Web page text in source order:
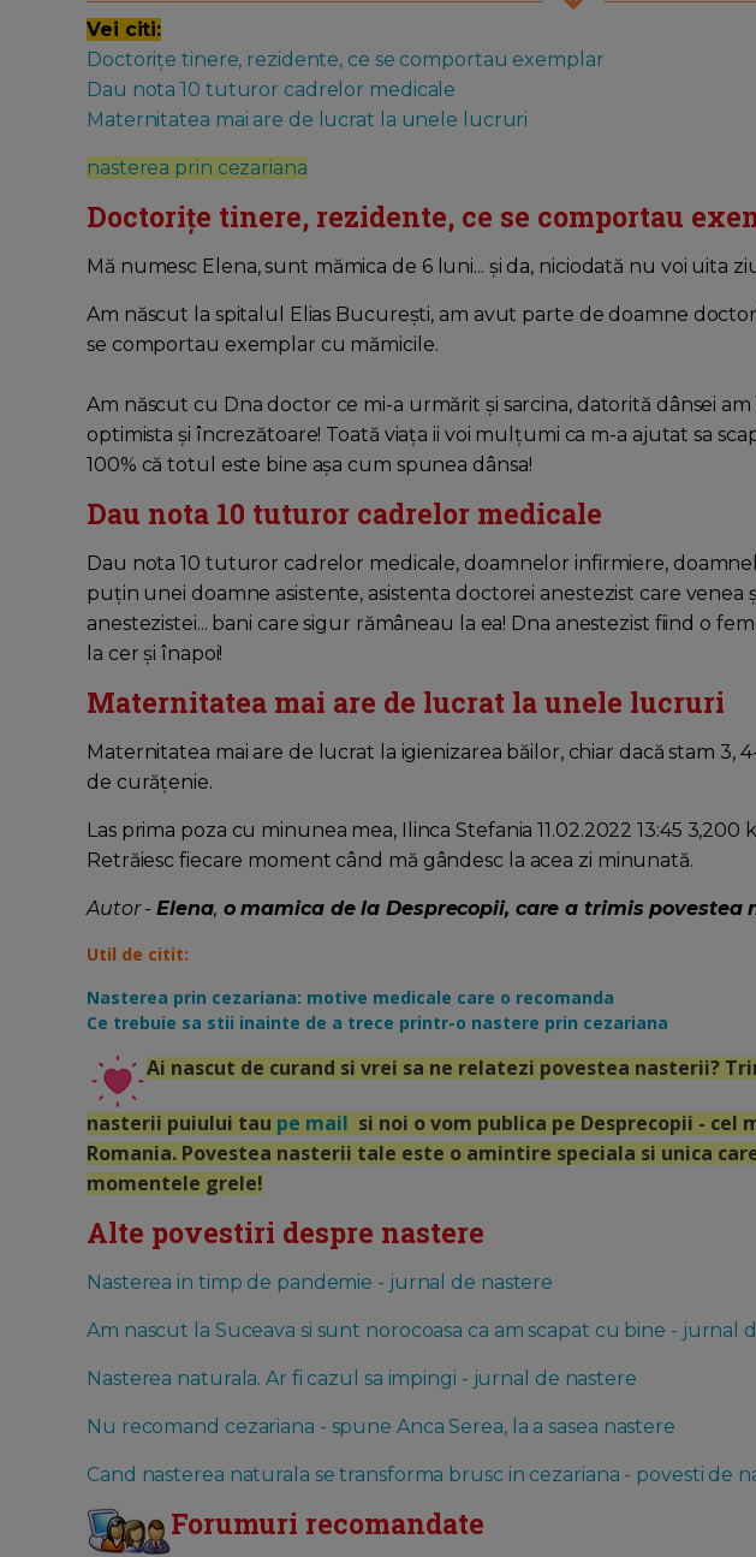
Vei citi:
Doctorițe tinere, rezidente, ce se comportau exemplar
Dau nota 10 tuturor cadrelor medicale
Maternitatea mai are de lucrat la unele lucruri
nasterea prin cezariana
Doctorițe tinere, rezidente, ce se comportau
Mă numesc Elena, sunt mămica de 6 luni... și da, niciodată nu voi uita
Am născut la spitalul Elias București, am avut parte de doamne
se comportau exemplar cu mămicile.
Am născut cu Dna doctor ce mi-a urmărit și sarcina, datorită dânsei
optimista și încrezătoare! Toată viața ii voi mulțumi ca m-a ajutat sa
100% că totul este bine așa cum spunea dânsa!
Dau nota 10 tuturor cadrelor medicale
Dau nota 10 tuturor cadrelor medicale, doamnelor infirmiere,
puțin unei doamne asistente, asistenta doctorei anestezist care venea
anestezistei... bani care sigur rămâneau la ea! Dna anestezist fiind o
la cer și înapoi!
Maternitatea mai are de lucrat la unele lucruri
Maternitatea mai are de lucrat la igienizarea băilor, chiar dacă stam 3,
de curățenie.
Las prima poza cu minunea mea, Ilinca Stefania 11.02.2022 13:45 3,200
Retrăiesc fiecare moment când mă gândesc la acea zi minunată.
Autor -Elena, o mamica de la Desprecopii, care a trimis
Util de citit:
Nasterea prin cezariana: motive medicale care o recomanda
Ce trebuie sa stii inainte de a trece printr-o nastere prin cezariana
Ai nascut de curand si vrei sa ne relatezi povestea nasterii?
nasterii puiului tau pe mail si noi o vom publica pe Desprecopii -
Romania. Povestea nasterii tale este o amintire speciala si unica
momentele grele!
Alte povestiri despre nastere
Nasterea in timp de pandemie - jurnal de nastere
Am nascut la Suceava si sunt norocoasa ca am scapat cu bine - jurnal
Nasterea naturala. Ar fi cazul sa impingi - jurnal de nastere
Nu recomand cezariana - spune Anca Serea, la a sasea nastere
Cand nasterea naturala se transforma brusc in cezariana - povesti de
Forumuri recomandate